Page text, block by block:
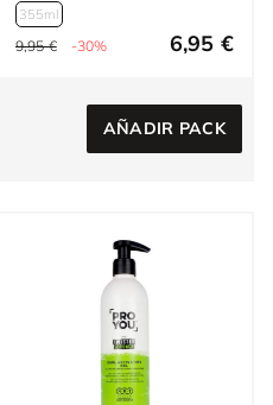
355ml
9,95 € -30% 6,95 €
AÑADIR PACK